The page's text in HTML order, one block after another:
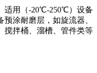
适用（-20℃-250℃）设备
涂耐磨层，如旋流器、
搅拌桶、溜槽、管件类等